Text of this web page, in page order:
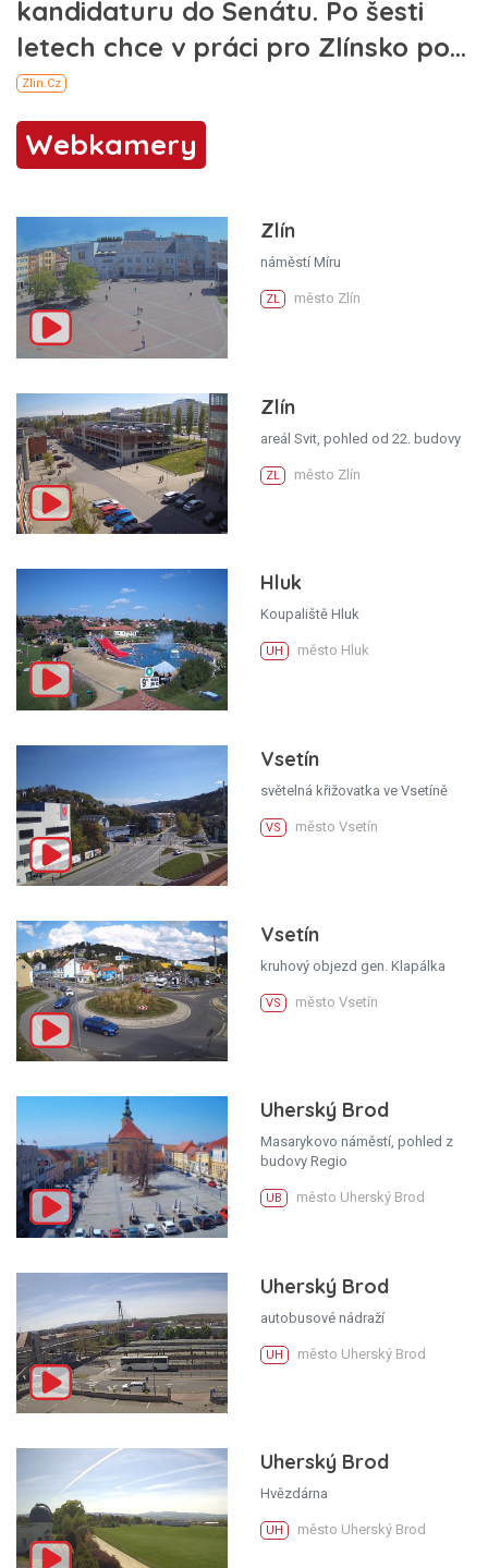
Webkamery
Zlín
náměstí Míru
ZL město Zlín
Zlín
areál Svit, pohled od 22. budovy
ZL město Zlín
Hluk
Koupaliště Hluk
UH město Hluk
Vsetín
světelná křižovatka ve Vsetíně
VS město Vsetín
Vsetín
kruhový objezd gen. Klapálka
VS město Vsetín
Uherský Brod
Masarykovo náměstí, pohled z
budovy Regio
UB město Uherský Brod
Uherský Brod
autobusové nádraží
UH město Uherský Brod
Uherský Brod
Hvězdárna
UH město Uherský Brod